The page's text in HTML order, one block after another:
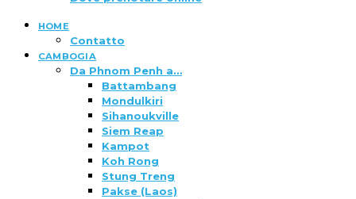
HOME
Contatto
CAMBOGIA
Da Phnom Penh a…
Battambang
Mondulkiri
Sihanoukville
Siem Reap
Kampot
Koh Rong
Stung Treng
Pakse (Laos)